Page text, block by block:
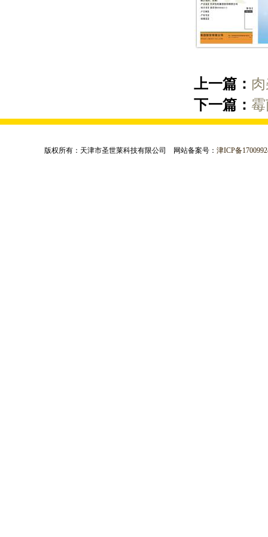
上一篇：
下一篇：
版权所有：天津市圣世莱科技有限公司 网站备案号：津ICP备